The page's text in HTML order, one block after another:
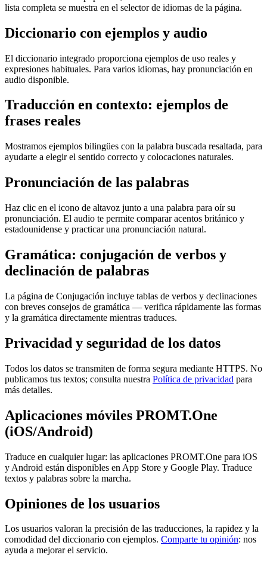
lista completa se muestra en el selector de idiomas de la página.
Diccionario con ejemplos y audio
El diccionario integrado proporciona ejemplos de uso reales y
expresiones habituales. Para varios idiomas, hay pronunciación en
audio disponible.
Traducción en contexto: ejemplos de
frases reales
Mostramos ejemplos bilingües con la palabra buscada resaltada, para
ayudarte a elegir el sentido correcto y colocaciones naturales.
Pronunciación de las palabras
Haz clic en el icono de altavoz junto a una palabra para oír su
pronunciación. El audio te permite comparar acentos británico y
estadounidense y practicar una pronunciación natural.
Gramática: conjugación de verbos y
declinación de palabras
La página de Conjugación incluye tablas de verbos y declinaciones
con breves consejos de gramática — verifica rápidamente las formas
y la gramática directamente mientras traduces.
Privacidad y seguridad de los datos
Todos los datos se transmiten de forma segura mediante HTTPS. No
publicamos tus textos; consulta nuestra Política de privacidad para
más detalles.
Aplicaciones móviles PROMT.One
(iOS/Android)
Traduce en cualquier lugar: las aplicaciones PROMT.One para iOS
y Android están disponibles en App Store y Google Play. Traduce
textos y palabras sobre la marcha.
Opiniones de los usuarios
Los usuarios valoran la precisión de las traducciones, la rapidez y la
comodidad del diccionario con ejemplos. Comparte tu opinión: nos
ayuda a mejorar el servicio.